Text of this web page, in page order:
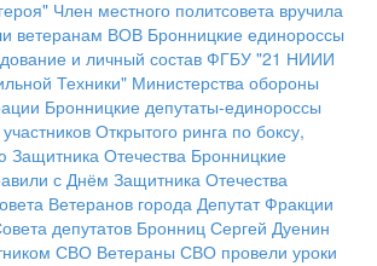
Член местного политсовета вручила
ветеранам ВОВ Бронницкие единороссы
и личный состав ФГБУ "21 НИИИ
Техники" Министерства обороны
Бронницкие депутаты-единороссы
Открытого ринга по боксу,
Защитника Отечества Бронницкие
с Днём Защитника Отечества
Ветеранов города Депутат Фракции
депутатов Бронниц Сергей Дуенин
СВО Ветераны СВО провели уроки